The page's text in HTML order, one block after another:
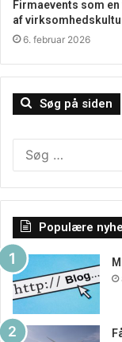
Firmaevents som
af
6. februar 2026
Søg på siden
Populære